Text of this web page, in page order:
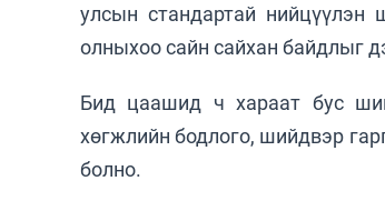
улсын стандартай нийцүүлэн
олныхоо сайн сайхан байдлыг
Бид цаашид ч хараат бус
хөгжлийн бодлого, шийдвэр
болно.